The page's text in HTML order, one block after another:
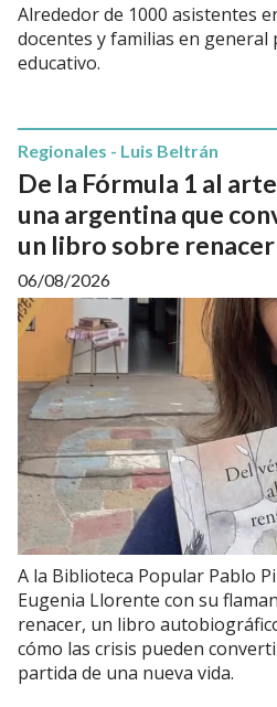
Alrededor de 1000 asistentes
docentes y familias en
educativo.
De la Fórmula 1 al
una argentina que
un libro sobre renacer
Regionales - Luis Beltrán
06/08/2026
A la Biblioteca Popular Pablo
Eugenia Llorente con su
renacer, un libro
cómo las crisis pueden
partida de una nueva vida.